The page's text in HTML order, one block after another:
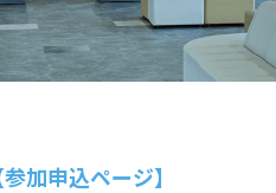
加申込ページ】